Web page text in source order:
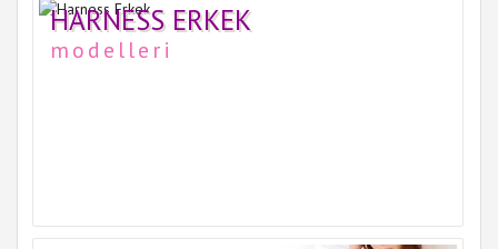
HARNESS ERKEK
modelleri